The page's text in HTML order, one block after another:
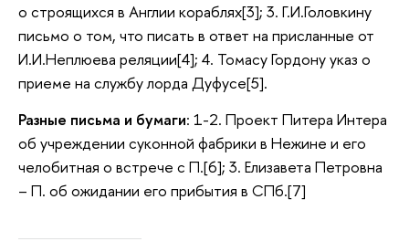
о строящихся в Англии кораблях[3]; 3. Г.И.Головкину
письмо о том, что писать в ответ на присланные от
И.И.Неплюева реляции[4]; 4. Томасу Гордону указ о
приеме на службу лорда Дуфусе[5].
Разные письма и бумаги: 1-2. Проект Питера Интера
об учреждении суконной фабрики в Нежине и его
челобитная о встрече с П.[6]; 3. Елизавета Петровна
– П. об ожидании его прибытия в СПб.[7]